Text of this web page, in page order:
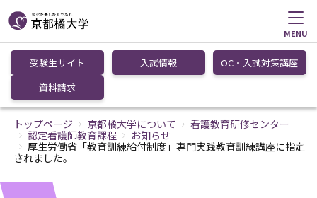
MENU
受験生サイト 入試情報
OC・入試対策講座
資料請求
トップページ 京都橘大学について
看護教育研修センター
認定看護師教育課程
お知らせ
厚生労働省「教育訓練給付制度」専門実践教育訓練講座に指定
されました。